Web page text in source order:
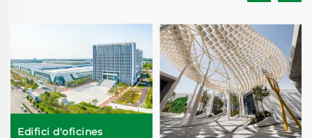
Edifici d'oficines